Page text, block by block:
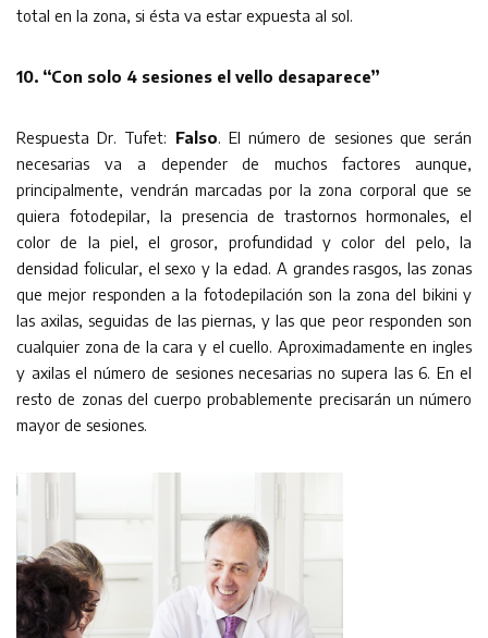
total en la zona, si ésta va estar expuesta al sol.
10. “Con solo 4 sesiones el vello desaparece”
Respuesta Dr. Tufet: Falso. El número de sesiones que serán
necesarias va a depender de muchos factores aunque,
principalmente, vendrán marcadas por la zona corporal que se
quiera fotodepilar, la presencia de trastornos hormonales, el
color de la piel, el grosor, profundidad y color del pelo, la
densidad folicular, el sexo y la edad. A grandes rasgos, las zonas
que mejor responden a la fotodepilación son la zona del bikini y
las axilas, seguidas de las piernas, y las que peor responden son
cualquier zona de la cara y el cuello. Aproximadamente en ingles
y axilas el número de sesiones necesarias no supera las 6. En el
resto de zonas del cuerpo probablemente precisarán un número
mayor de sesiones.